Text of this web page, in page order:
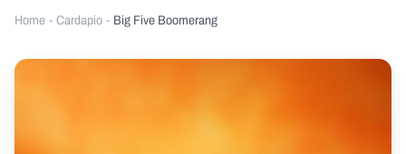
Home-Cardapio- Big Five Boomerang